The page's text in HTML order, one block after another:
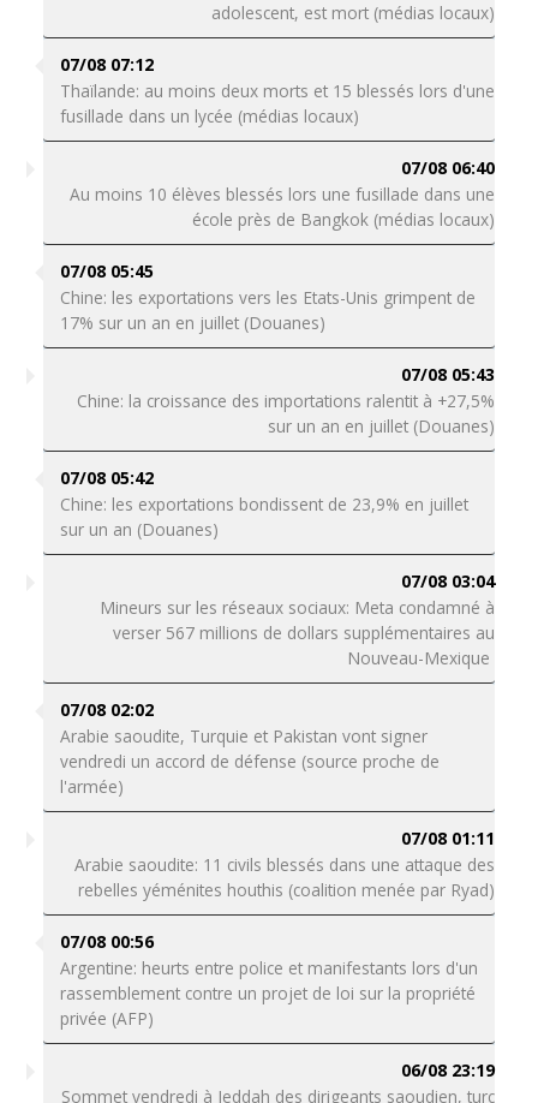
adolescent, est mort (médias locaux)
07/08 07:12
Thaïlande: au moins deux morts et 15 blessés lors d'une
fusillade dans un lycée (médias locaux)
07/08 06:40
Au moins 10 élèves blessés lors une fusillade dans une
école près de Bangkok (médias locaux)
07/08 05:45
Chine: les exportations vers les Etats-Unis grimpent de
17% sur un an en juillet (Douanes)
07/08 05:43
Chine: la croissance des importations ralentit à +27,5%
sur un an en juillet (Douanes)
07/08 05:42
Chine: les exportations bondissent de 23,9% en juillet
sur un an (Douanes)
07/08 03:04
Mineurs sur les réseaux sociaux: Meta condamné à
verser 567 millions de dollars supplémentaires au
Nouveau-Mexique
07/08 02:02
Arabie saoudite, Turquie et Pakistan vont signer
vendredi un accord de défense (source proche de
l'armée)
07/08 01:11
Arabie saoudite: 11 civils blessés dans une attaque des
rebelles yéménites houthis (coalition menée par Ryad)
07/08 00:56
Argentine: heurts entre police et manifestants lors d'un
rassemblement contre un projet de loi sur la propriété
privée (AFP)
06/08 23:19
Sommet vendredi à Jeddah des dirigeants saoudien, turc